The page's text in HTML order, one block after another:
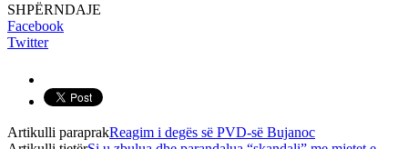
SHPËRNDAJE
Facebook
Twitter
Artikulli paraprakReagim i degës së PVD-së Bujanoc